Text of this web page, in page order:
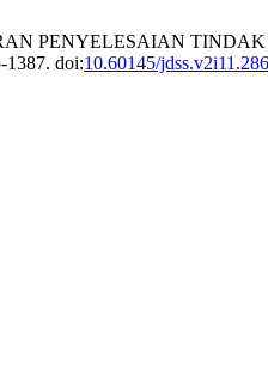
PENYELESAIAN
1387. doi:10.60145/jdss.v2i11.286